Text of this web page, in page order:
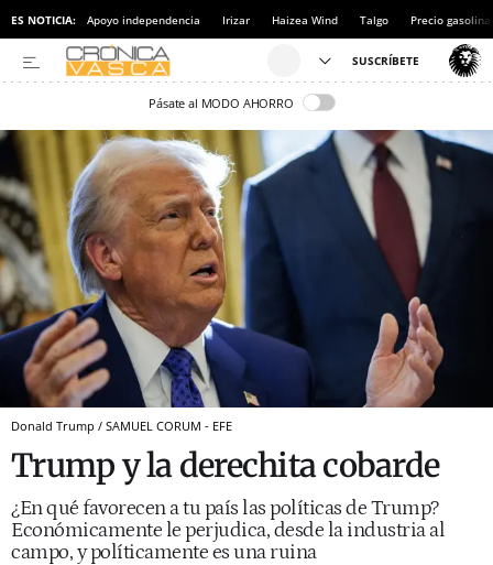
ES NOTICIA: Apoyo independencia Irizar Haizea Wind Talgo Precio gasolina
Pásate al MODO AHORRO
Donald Trump / SAMUEL CORUM - EFE
Trump y la derechita cobarde
¿En qué favorecen a tu país las políticas de Trump?
Económicamente le perjudica, desde la industria al
campo, y políticamente es una ruina